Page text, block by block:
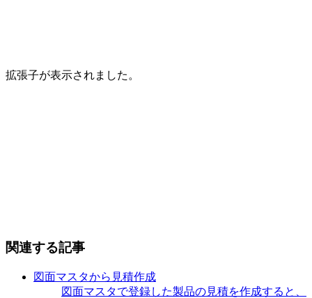
拡張子が表示されました。
関連する記事
図面マスタから見積作成
図面マスタで登録した製品の見積を作成すると、